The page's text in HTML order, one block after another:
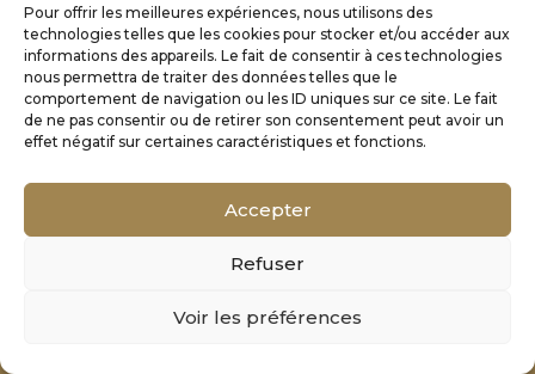
Pour offrir les meilleures expériences, nous utilisons des
technologies telles que les cookies pour stocker et/ou accéder aux
informations des appareils. Le fait de consentir à ces technologies
nous permettra de traiter des données telles que le
comportement de navigation ou les ID uniques sur ce site. Le fait
de ne pas consentir ou de retirer son consentement peut avoir un
effet négatif sur certaines caractéristiques et fonctions.
Accepter
Refuser
Voir les préférences
Mentions Légales